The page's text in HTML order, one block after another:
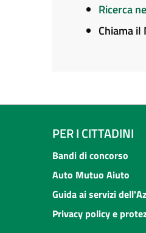
Ricerca
Chiama
PER I CITTADINI
Bandi di concorso
Auto Mutuo Aiuto
Guida ai servizi
Privacy policy e